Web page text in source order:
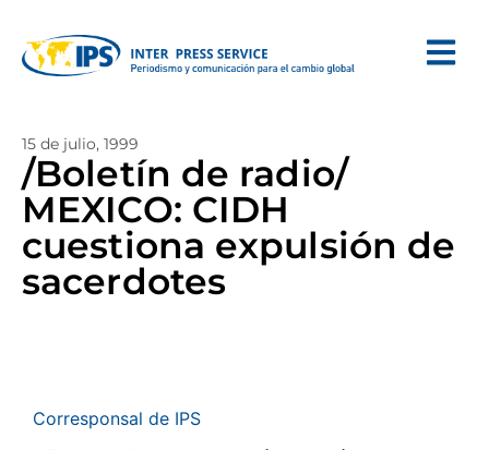
15 de julio, 1999
/Boletín de radio/
MEXICO: CIDH
cuestiona expulsión de
sacerdotes
Corresponsal de IPS